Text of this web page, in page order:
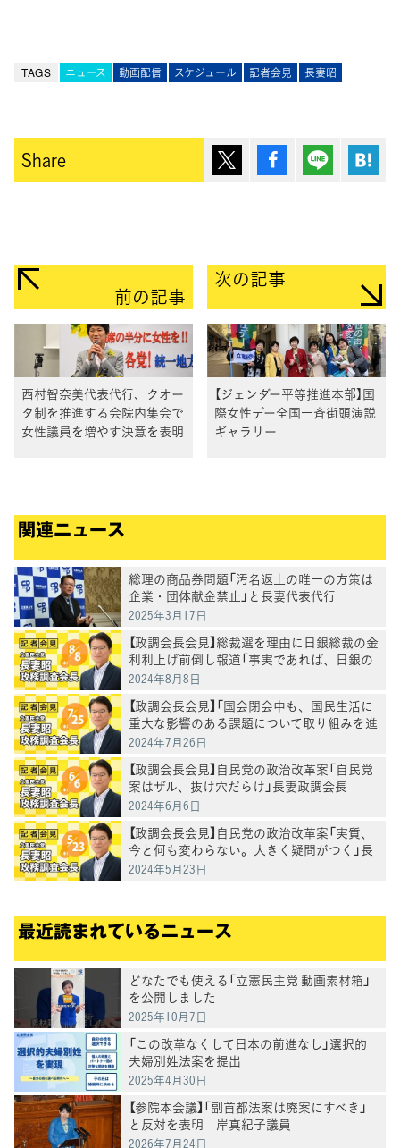
TAGS ニュース 動画配信 スケジュール 記者会見 長妻昭
Share ポスト シェア Lineで送
前の記事
西村智奈美代表代行、クオー
タ制を推進する会院内集会で
女性議員を増やす決意を表明
次の記事
【ジェンダー平等推進本部】国
際女性デー全国一斉街頭演説
ギャラリー
関連ニュース
総理の商品券問題「汚名返上の唯一の方策は
企業・団体献金禁止」と長妻代表代行
2025年3月17日
【政調会長会見】総裁選を理由に日銀総裁の金
利利上げ前倒し報道「事実であれば、日銀の
独立性を軽んずる現政権はいかがなものか」
2024年8月8日
【政調会長会見】「国会閉会中も、国民生活に
重大な影響のある課題について取り組みを進
める」
2024年7月26日
【政調会長会見】自民党の政治改革案「自民党
案はザル、抜け穴だらけ」長妻政調会長
2024年6月6日
【政調会長会見】自民党の政治改革案「実質、
今と何も変わらない。大きく疑問がつく」長
妻政調会長
2024年5月23日
最近読まれているニュース
どなたでも使える「立憲民主党 動画素材箱」
を公開しました
2025年10月7日
「この改革なくして日本の前進なし」選択的
夫婦別姓法案を提出
2025年4月30日
【参院本会議】「副首都法案は廃案にすべき」
と反対を表明 岸真紀子議員
2026年7月24日